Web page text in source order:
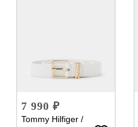
7 990 ₽
Tommy Hilfiger /